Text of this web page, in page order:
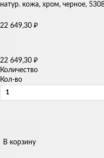
22 649,30 ₽
22 649,30 ₽
Количество
Кол-во
В корзину